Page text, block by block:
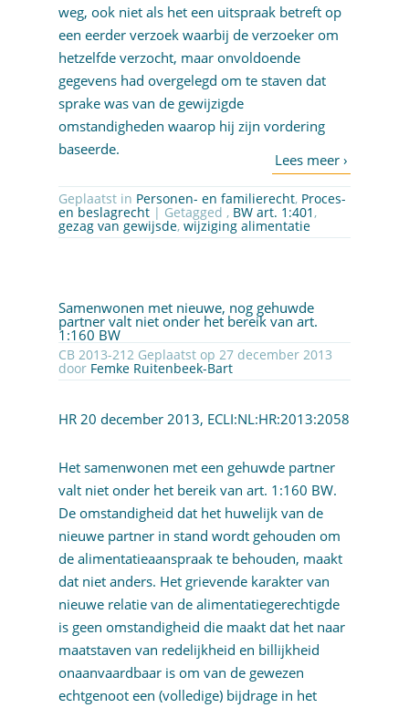
weg, ook niet als het een uitspraak betreft op
een eerder verzoek waarbij de verzoeker om
hetzelfde verzocht, maar onvoldoende
gegevens had overgelegd om te staven dat
sprake was van de gewijzigde
omstandigheden waarop hij zijn vordering
baseerde.
Geplaatst in Personen- en familierecht, Proces-
en beslagrecht | Getagged , BW art. 1:401 ,
gezag van gewijsde, wijziging alimentatie
Samenwonen met nieuwe, nog gehuwde
partner valt niet onder het bereik van art.
1:160 BW
CB 2013-212 Geplaatst op 27 december 2013
door Femke Ruitenbeek-Bart
HR 20 december 2013, ECLI:NL:HR:2013:2058
Het samenwonen met een gehuwde partner
valt niet onder het bereik van art. 1:160 BW.
De omstandigheid dat het huwelijk van de
nieuwe partner in stand wordt gehouden om
de alimentatieaanspraak te behouden, maakt
dat niet anders. Het grievende karakter van
nieuwe relatie van de alimentatiegerechtigde
is geen omstandigheid die maakt dat het naar
maatstaven van redelijkheid en billijkheid
onaanvaardbaar is om van de gewezen
echtgenoot een (volledige) bijdrage in het